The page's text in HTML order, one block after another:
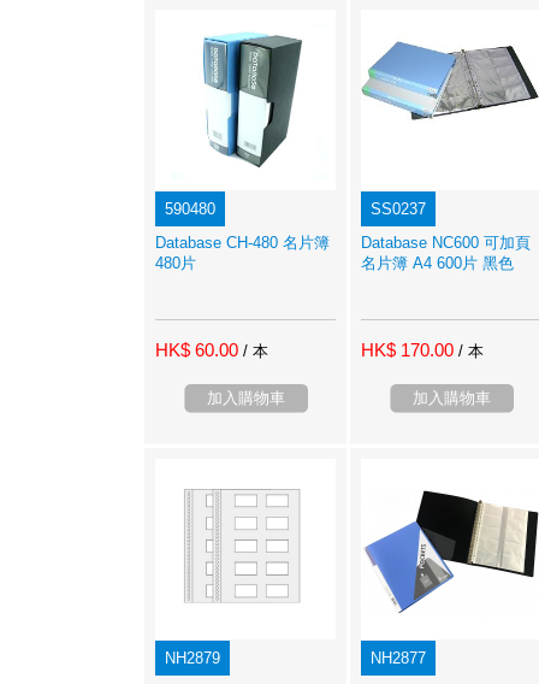
590480
Database CH-480 名片簿
480片
HK$ 60.00 / 本
加入購物車
SS0237
Database NC600 可加頁
名片簿 A4 600片 黑色
HK$ 170.00 / 本
加入購物車
NH2879
NH2877